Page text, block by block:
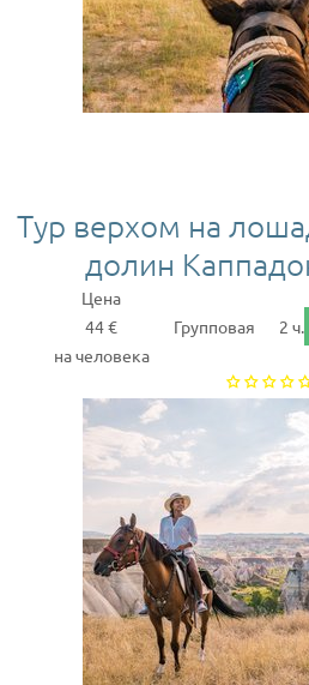
Тур верхом на
долин
Цена
44 €
на человека
Групповая 2 ч.